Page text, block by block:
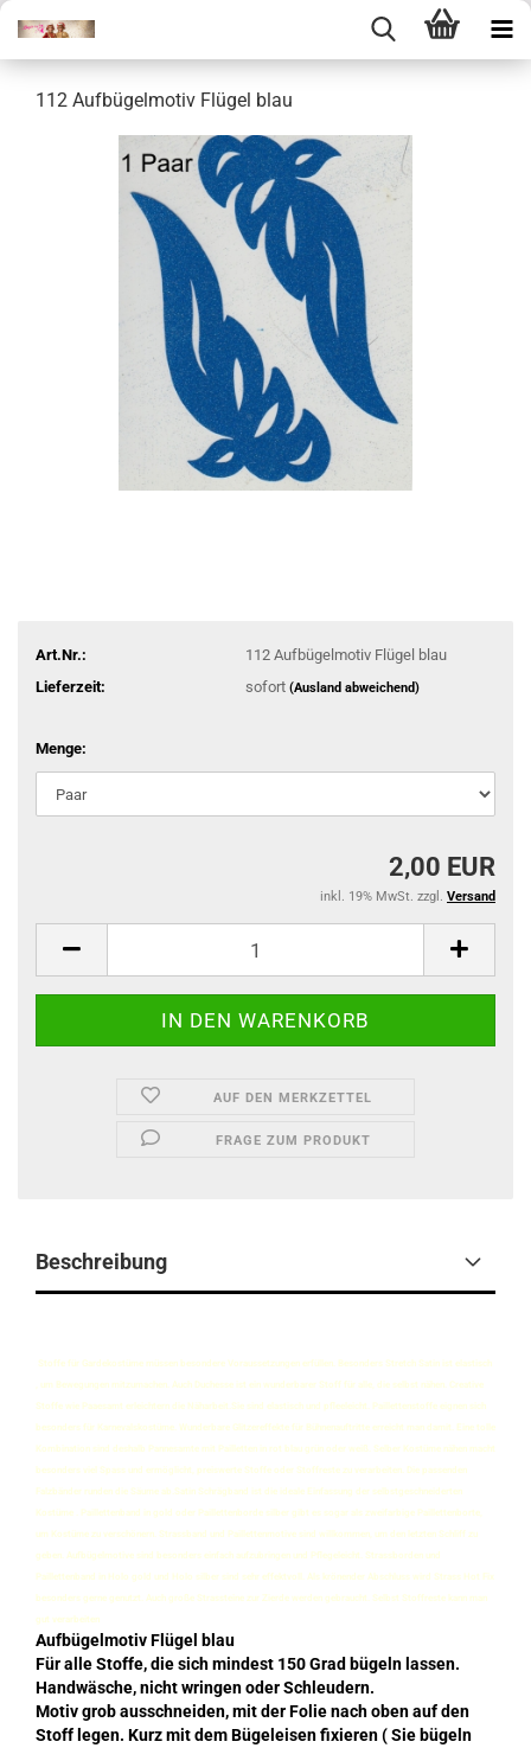
112 Aufbügelmotiv Flügel blau
Art.Nr.:
112 Aufbügelmotiv Flügel blau
Lieferzeit:
sofort (Ausland abweichend)
Menge:
2,00 EUR
inkl. 19% MwSt. zzgl. Versand
AUF DEN MERKZETTEL
FRAGE ZUM PRODUKT
Beschreibung
Stoffe für Gardekostüme müssen besondere Voraussetzungen erfüllen. Besonders Stretch Satin ist elastisch
, um Bewegungen mitzumachen. Auch Duchesse ist ein wunderbarer Stoff für alle, die selbst nähen. Creative
Stoffe wie Paaesamt erleichtern die Näharbeit.Sie sind elastisch und pfleeleicht. Paillettenstoffe eignen sich
besonders für Karnevalskostüme. Wunderbare Glitzereffekte für Bühnenauftritte erreicht man damit. Eine tolle
Kombination sind deshalb Pannesamte mit Pailletten in rot blau grün oder weiß. Selber Kostüme nähen macht
besonders viel Spass und ermöglicht, preiswerte Stoffe oder Stoffreste zu verarbeiten. Die passenden
Falzbänder runden die Säume ab.Satin Schrägband ist die ideale Einfassung der selbstgeschneiderten
Kostüme . Paillettenband in gold oder Paillettenborde silber gibt es sogar als zweifarbige Paillettenborte,
um Kostüme zu verschönern. Strassband und Paillettenmotive sind willkommen, um den letzten Schliff zu
geben. Aufbügelmotive sind besonders einfach aufzubringen und Pflegeleicht. Strassborden und
Paillettenband in Holo gold und Holo silber sind sehr effektvoll. Als krönender Abschluss wird Strass Hot Fix
besonders gerne genutzt. Auch große Strassteine zur Zierde werden gebraucht. Selbst Stoffreste kann man
gut verarbeiten
Aufbügelmotiv Flügel blau
Für alle Stoffe, die sich mindest 150 Grad bügeln lassen.
Handwäsche, nicht wringen oder Schleudern.
Motiv grob ausschneiden, mit der Folie nach oben auf den
Stoff legen. Kurz mit dem Bügeleisen fixieren ( Sie bügeln